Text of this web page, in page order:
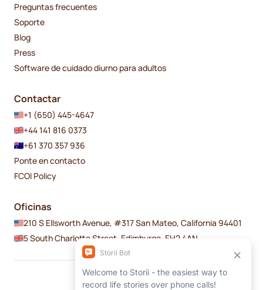
Preguntas frecuentes
Soporte
Blog
Press
Software de cuidado diurno para adultos
Contactar
+1 (650) 445-4647
+44 141 816 0373
+61 370 357 936
Ponte en contacto
FCOI Policy
Oficinas
210 S Ellsworth Avenue, #317 San Mateo, California 94401
5 South Charlotte Street, Edimburgo, EH2 4AN